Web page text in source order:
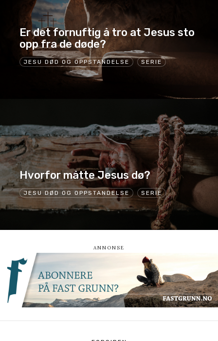
JESU DØD OG OPPSTANDELSE SERIE
Er det fornuftig å tro at Jesus sto
opp fra de døde?
JESU DØD OG OPPSTANDELSE SERIE
Hvorfor måtte Jesus dø?